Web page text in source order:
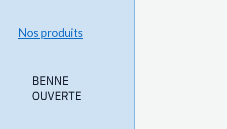
Nos produits
BENNE
OUVERTE